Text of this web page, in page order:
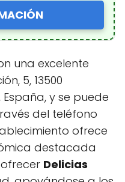
una excelente
5, 13500
y se puede
del teléfono
ofrece
destacada
Delicias